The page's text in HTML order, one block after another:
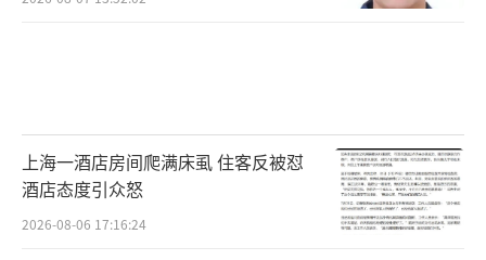
上海一酒店房间爬满床虱 住客反被怼
酒店态度引众怒
2026-08-06 17:16:24